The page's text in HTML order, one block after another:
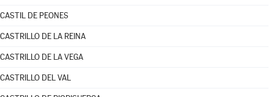
CASTIL DE PEONES
CASTRILLO DE LA REINA
CASTRILLO DE LA VEGA
CASTRILLO DEL VAL